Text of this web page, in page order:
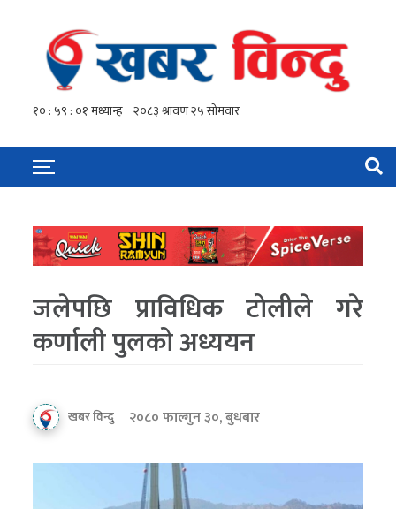
जलेपछि प्राविधिक टोलीले गरे
कर्णाली पुलको अध्ययन
खबर विन्दु २०८० फाल्गुन ३०, बुधबार